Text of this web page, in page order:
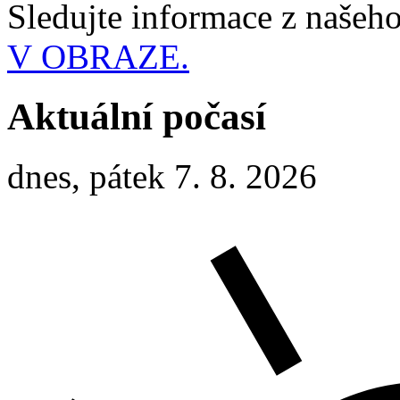
Sledujte informace z
V OBRAZE.
Aktuální počasí
dnes, pátek 7. 8. 2026